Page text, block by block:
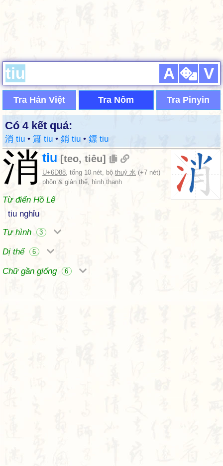
A V
Tra Hán Việt Tra Nôm Tra Pinyin
Có 4 kết quả:
消 tiu • 簫 tiu • 銷 tiu • 鏢 tiu
消 tiu [teo, tiêu]
U+6D88, tổng 10 nét, bộ thuỷ 水 (+7 nét)
phồn & giản thể, hình thanh
Từ điển Hồ Lê
tiu nghỉu
Tự hình
3
Dị thể 6
Chữ gần giống 6